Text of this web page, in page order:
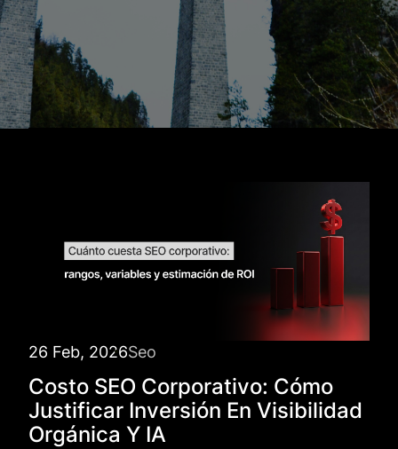
26 Feb, 2026Seo
Costo SEO Corporativo: Cómo
Justificar Inversión En Visibilidad
Orgánica Y IA